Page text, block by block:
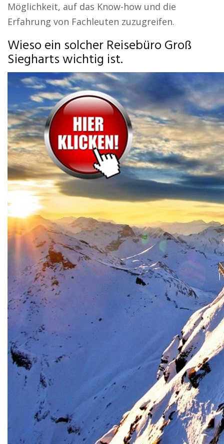
Möglichkeit, auf das Know-how und die
Erfahrung von Fachleuten zuzugreifen.
Wieso ein solcher Reisebüro Groß
Siegharts wichtig ist.